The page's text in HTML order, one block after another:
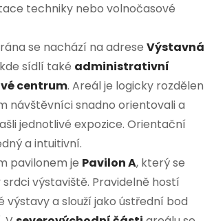
techniky nebo volnočasové
se nachází na adrese Výstavná
sídlí také administrativní
centrum. Areál je logicky rozdělen
návštěvníci snadno orientovali a
jednotlivé expozice. Orientační
a intuitivní.
pavilonem je Pavilon A, který se
výstaviště. Pravidelně hostí
a slouží jako ústřední bod